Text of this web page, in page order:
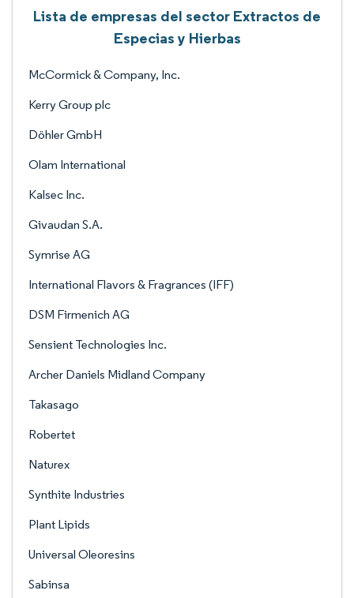
Lista de empresas del sector Extractos de
Especias y Hierbas
McCormick & Company, Inc.
Kerry Group plc
Döhler GmbH
Olam International
Kalsec Inc.
Givaudan S.A.
Symrise AG
International Flavors & Fragrances (IFF)
DSM Firmenich AG
Sensient Technologies Inc.
Archer Daniels Midland Company
Takasago
Robertet
Naturex
Synthite Industries
Plant Lipids
Universal Oleoresins
Sabinsa